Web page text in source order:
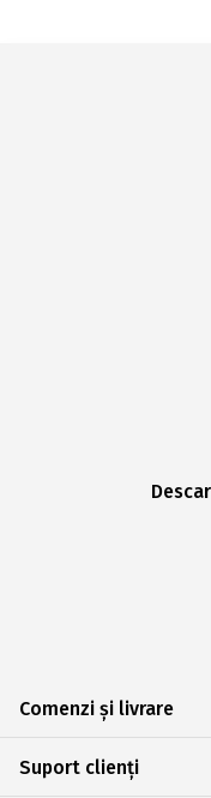
Comenzi și livrare
Suport clienți